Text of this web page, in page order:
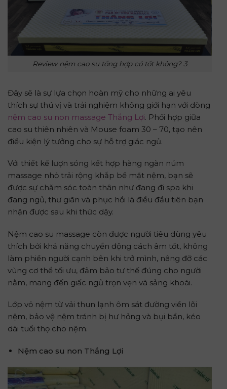
Review nệm cao su tổng hợp có tốt không? 3
Đây sẽ là sự lựa chọn hoàn mỹ cho những ai yêu
thích sự thú vị và trải nghiệm không giới hạn với dòng
nệm cao su non massage Thắng Lợi. Phối hợp giữa
cao su thiên nhiên và Mouse foam 30 – 70, tạo nên
điều kiện lý tưởng cho sự hỗ trợ giác ngủ.
Với thiết kế lượn sóng kết hợp hàng ngàn núm
massage nhỏ trải rộng khắp bề mặt nệm, bạn sẽ
được sự chăm sóc toàn thân như đang đi spa khi
đang ngủ, thư giãn và phục hồi là điều đầu tiên bạn
nhận được sau khi thức dậy.
Nệm cao su massage còn được người tiêu dùng yêu
thích bởi khả năng chuyển động cách âm tốt, không
làm phiền người cạnh bên khi trở mình, nâng đỡ các
vùng cơ thể tối ưu, đảm bảo tư thế đúng cho người
nằm, mang đến giấc ngủ trọn vẹn và sảng khoái.
Lớp vỏ nệm từ vải thun lạnh ôm sát đường viền lõi
nệm, bảo vệ nệm tránh bị hư hỏng và bụi bẩn, kéo
dài tuổi thọ cho nệm.
Nệm cao su non Thắng Lợi